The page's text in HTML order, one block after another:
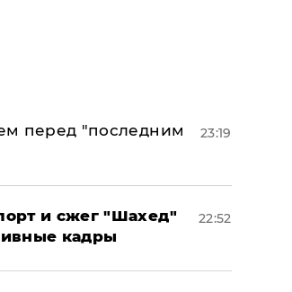
перед "последним
23:19
и сжег "Шахед"
кадры
22:52